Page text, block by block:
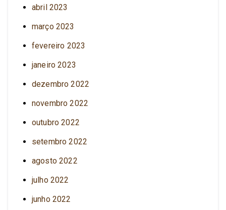
abril 2023
março 2023
fevereiro 2023
janeiro 2023
dezembro 2022
novembro 2022
outubro 2022
setembro 2022
agosto 2022
julho 2022
junho 2022